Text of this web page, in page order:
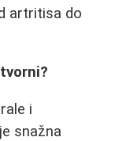
artritisa do
i
snažna